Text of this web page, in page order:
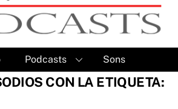
Podcasts Sons
CON LA ETIQUETA: